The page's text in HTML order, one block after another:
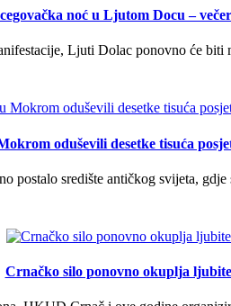
noć u Ljutom Docu –
Ljuti Dolac ponovno će
oduševili desetke tisuća
postalo središte antičkog svijeta,
Crnačko silo ponovno okuplja